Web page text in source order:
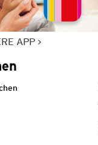
APP